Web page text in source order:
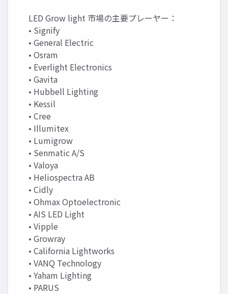
LED Grow light 市場の主要プレーヤー：
• Signify
• General Electric
• Osram
• Everlight Electronics
• Gavita
• Hubbell Lighting
• Kessil
• Cree
• Illumitex
• Lumigrow
• Senmatic A/S
• Valoya
• Heliospectra AB
• Cidly
• Ohmax Optoelectronic
• AIS LED Light
• Vipple
• Growray
• California Lightworks
• VANQ Technology
• Yaham Lighting
• PARUS